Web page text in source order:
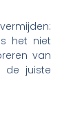
het niet
van
de juiste